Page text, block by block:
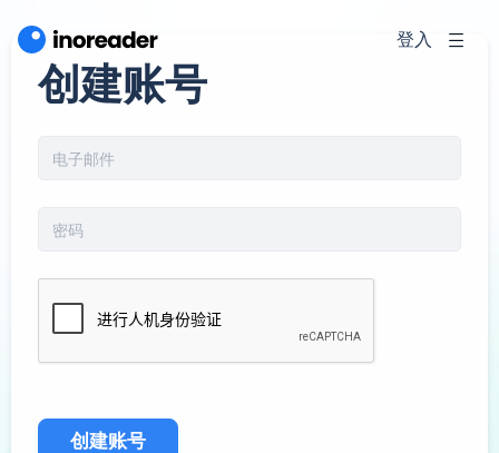
登入
创建账号
创建账号